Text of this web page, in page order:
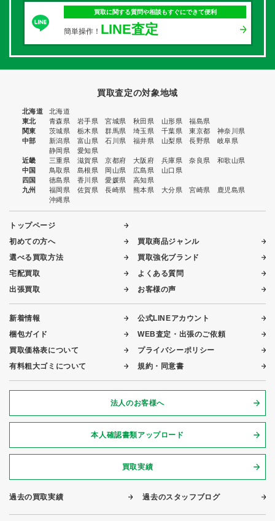
買取に関する質問や相談もすぐにできて便利
簡単操作！ LINE査定
買取査定の対象地域
北海道
北海道
東北
青森県 岩手県 宮城県 秋田県 山形県
福島県
関東
茨城県 栃木県 群馬県 埼玉県 千葉県 東京都
神奈川県
中部
新潟県 富山県 石川県 福井県 山梨県 長野県
岐阜県
静岡県
愛知県
近畿
三重県 滋賀県 京都府 大阪府 兵庫県 奈良県
和歌山県
中国
鳥取県 島根県 岡山県 広島県
山口県
四国
徳島県 香川県 愛媛県
高知県
九州
福岡県 佐賀県 長崎県 熊本県 大分県 宮崎県
鹿児島県
沖縄県
トップページ
初めての方へ
選べる買取方法
宅配買取
出張買取
買取商品ジャンル
買取強化ブランド
よくある質問
お客様の声
新着情報
梱包ガイド
買取価格表について
有料粗大ゴミについて
公式LINEアカウント
WEB査定・出張のご依頼
プライバシーポリシー
規約・同意書
法人のお客様へ
本人確認書類アップロード
買取実績
過去の買取実績 過去のスタッフブログ